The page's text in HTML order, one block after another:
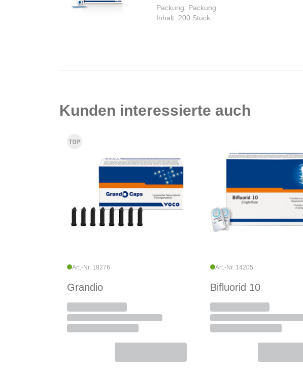
Packung: Packung
Inhalt: 200 Stück
Kunden interessierte auch
Art.-Nr. 18276
Grandio
Art.-Nr. 14205
Bifluorid 10